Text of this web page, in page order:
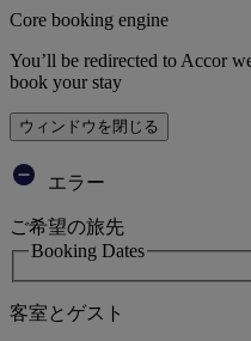
Core booking engine
You’ll be redirected to Accor
book your stay
ウィンドウを閉じる
エラー
ご希望の旅先
Booking Dates
客室とゲスト